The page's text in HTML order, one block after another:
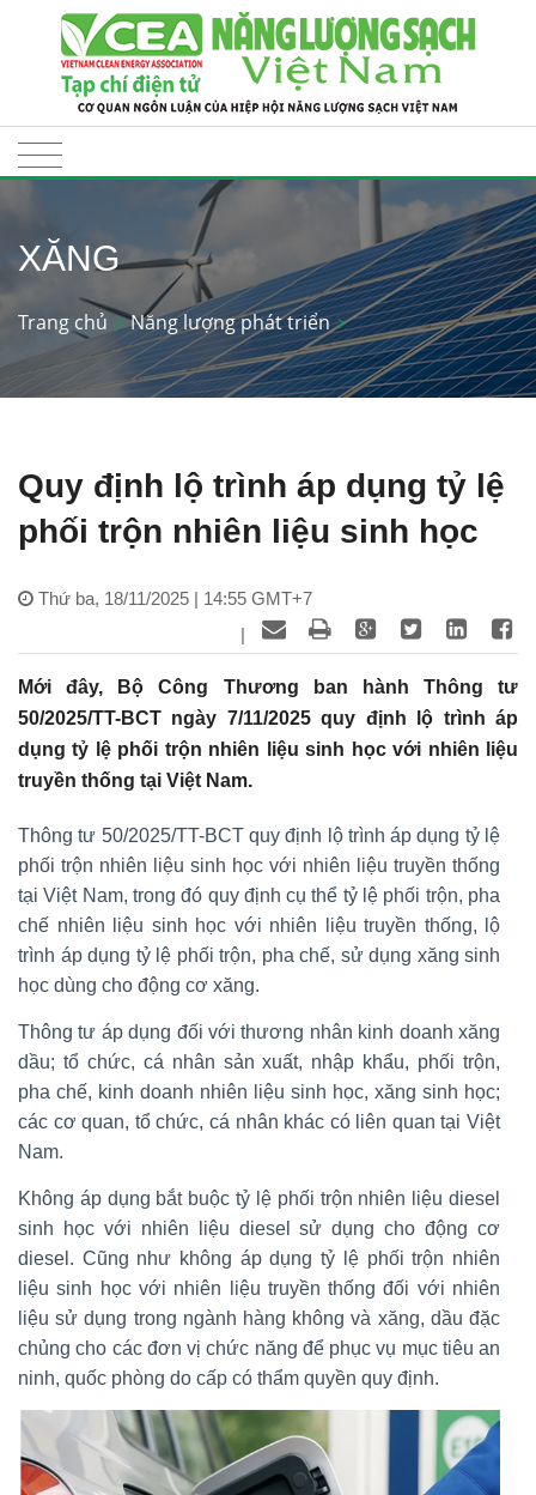
XĂNG
Trang chủ Năng lượng phát triển
Quy định lộ trình áp dụng tỷ lệ
phối trộn nhiên liệu sinh học
Thứ ba, 18/11/2025 | 14:55 GMT+7
|
Mới đây, Bộ Công Thương ban hành Thông tư
50/2025/TT-BCT ngày 7/11/2025 quy định lộ trình áp
dụng tỷ lệ phối trộn nhiên liệu sinh học với nhiên liệu
truyền thống tại Việt Nam.
Thông tư 50/2025/TT-BCT quy định lộ trình áp dụng tỷ lệ
phối trộn nhiên liệu sinh học với nhiên liệu truyền thống
tại Việt Nam, trong đó quy định cụ thể tỷ lệ phối trộn, pha
chế nhiên liệu sinh học với nhiên liệu truyền thống, lộ
trình áp dụng tỷ lệ phối trộn, pha chế, sử dụng xăng sinh
học dùng cho động cơ xăng.
Thông tư áp dụng đối với thương nhân kinh doanh xăng
dầu; tổ chức, cá nhân sản xuất, nhập khẩu, phối trộn,
pha chế, kinh doanh nhiên liệu sinh học, xăng sinh học;
các cơ quan, tổ chức, cá nhân khác có liên quan tại Việt
Nam.
Không áp dụng bắt buộc tỷ lệ phối trộn nhiên liệu diesel
sinh học với nhiên liệu diesel sử dụng cho động cơ
diesel. Cũng như không áp dụng tỷ lệ phối trộn nhiên
liệu sinh học với nhiên liệu truyền thống đối với nhiên
liệu sử dụng trong ngành hàng không và xăng, dầu đặc
chủng cho các đơn vị chức năng để phục vụ mục tiêu an
ninh, quốc phòng do cấp có thẩm quyền quy định.